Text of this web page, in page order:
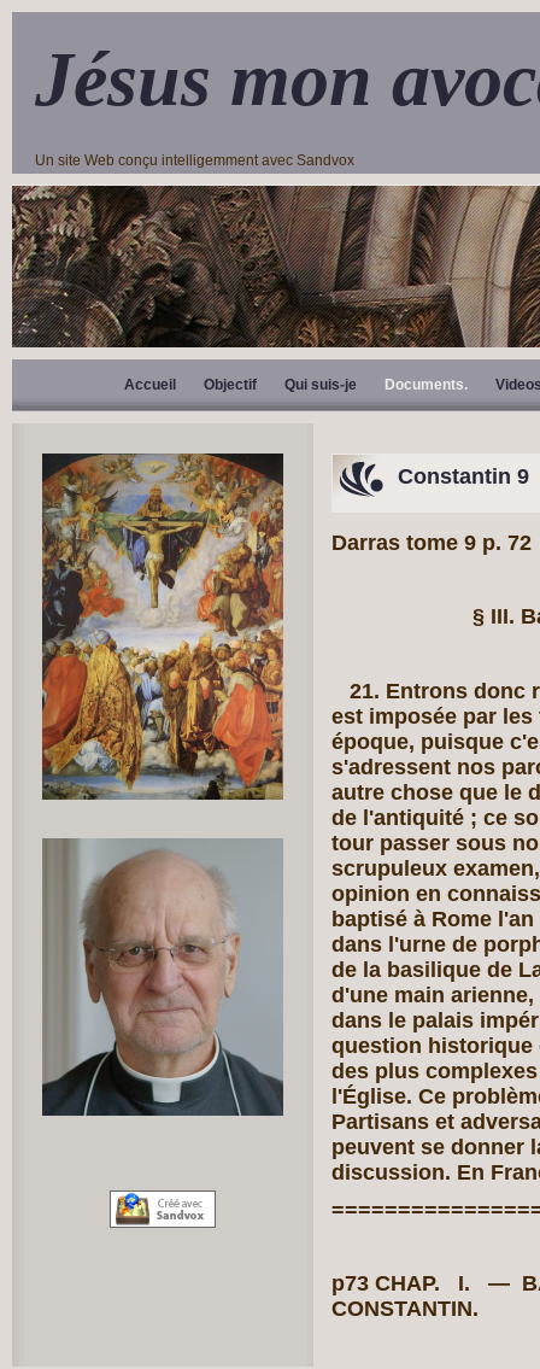
Jésus mon
Un site Web conçu intelligemment avec Sandvox
Accueil Objectif Qui suis-je Documents.
Constantin 9
Darras tome 9 p. 72
§ III.
21. Entrons donc
est imposée par
époque, puisque
s'adressent nos
autre chose que le
de l'antiquité ; ce
tour passer sous
scrupuleux
opinion en
baptisé à Rome
dans l'urne de
de la basilique de
d'une main
dans le palais
question historique
des plus
l'Église. Ce
Partisans et
peuvent se donner
discussion. En
p73 CHAP. I. —